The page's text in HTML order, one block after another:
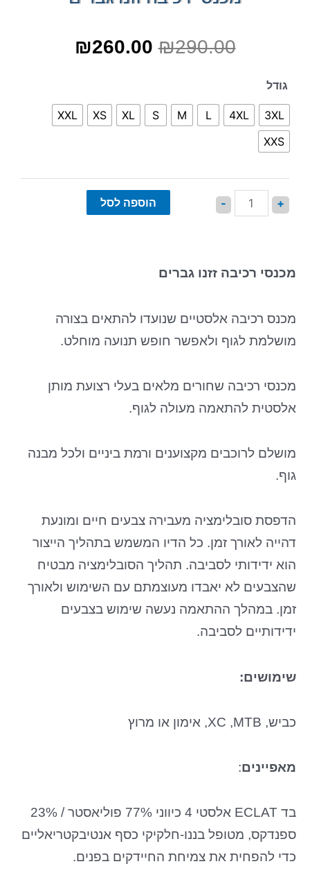
₪290.00
₪260.00
גודל
3XL
4XL
L
M
S
XL
XS
XXL
XXS
- + הוספה לסל
מכנסי רכיבה זזנו גברים
מכנס רכיבה אלסטיים שנועדו להתאים בצורה
מושלמת לגוף ולאפשר חופש תנועה מוחלט.
מכנסי רכיבה שחורים מלאים בעלי רצועת מותן
אלסטית להתאמה מעולה לגוף.
מושלם לרוכבים מקצוענים ורמת ביניים ולכל מבנה
גוף.
הדפסת סובלימציה מעבירה צבעים חיים ומונעת
דהייה לאורך זמן. כל הדיו המשמש בתהליך הייצור
הוא ידידותי לסביבה. תהליך הסובלימציה מבטיח
שהצבעים לא יאבדו מעוצמתם עם השימוש ולאורך
זמן. במהלך ההתאמה נעשה שימוש בצבעים
ידידותיים לסביבה.
שימושים:
כביש, XC ,MTB, אימון או מרוץ
מאפיינים:
בד ECLAT אלסטי 4 כיווני 77% פוליאסטר / 23%
ספנדקס, מטופל בננו-חלקיקי כסף אנטיבקטריאליים
כדי להפחית את צמיחת החיידקים בפנים.